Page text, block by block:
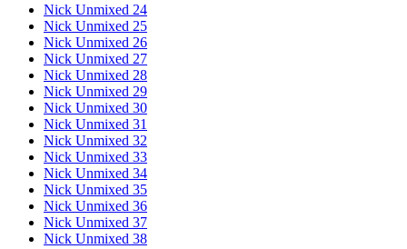
Nick Unmixed 24
Nick Unmixed 25
Nick Unmixed 26
Nick Unmixed 27
Nick Unmixed 28
Nick Unmixed 29
Nick Unmixed 30
Nick Unmixed 31
Nick Unmixed 32
Nick Unmixed 33
Nick Unmixed 34
Nick Unmixed 35
Nick Unmixed 36
Nick Unmixed 37
Nick Unmixed 38